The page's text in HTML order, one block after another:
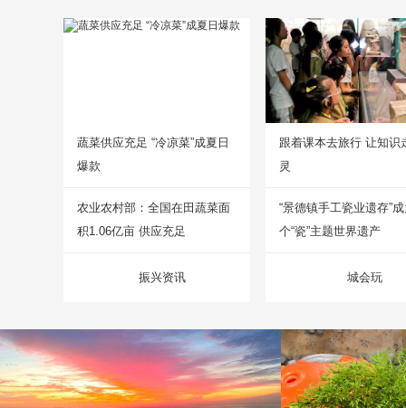
蔬菜供应充足 “冷凉菜”成夏日
爆款
农业农村部：全国在田蔬菜面
积1.06亿亩 供应充足
振兴资讯
跟着课本去旅行 让知识
灵
“景德镇手工瓷业遗存”
个“瓷”主题世界遗产
城会玩